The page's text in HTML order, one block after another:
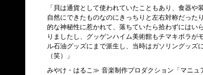
「貝は通貨として使われていたこともあり、食器
自然にできたものなのにきっちりと左右対称だった
的な神秘性に惹かれて、落ちていたら拾わずにはい
りましたし、グッゲンハイム美術館もチマキボラが
ル石油グッズにまで派生し、当時はガソリングッ
（笑）」
みやけ・はるこ≫ 音楽制作プロダクション「マニュ